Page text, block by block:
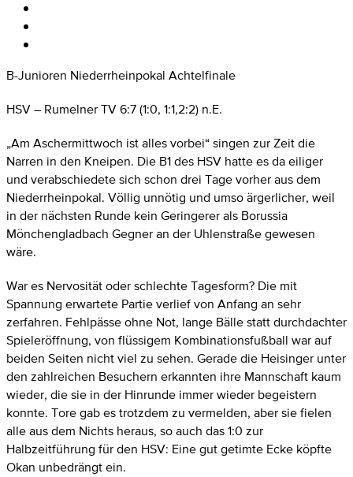
B-Junioren Niederrheinpokal Achtelfinale
HSV – Rumelner TV 6:7 (1:0, 1:1,2:2) n.E.
„Am Aschermittwoch ist alles vorbei“ singen zur Zeit die
Narren in den Kneipen. Die B1 des HSV hatte es da eiliger
und verabschiedete sich schon drei Tage vorher aus dem
Niederrheinpokal. Völlig unnötig und umso ärgerlicher, weil
in der nächsten Runde kein Geringerer als Borussia
Mönchengladbach Gegner an der Uhlenstraße gewesen
wäre.
War es Nervosität oder schlechte Tagesform? Die mit
Spannung erwartete Partie verlief von Anfang an sehr
zerfahren. Fehlpässe ohne Not, lange Bälle statt durchdachter
Spieleröffnung, von flüssigem Kombinationsfußball war auf
beiden Seiten nicht viel zu sehen. Gerade die Heisinger unter
den zahlreichen Besuchern erkannten ihre Mannschaft kaum
wieder, die sie in der Hinrunde immer wieder begeistern
konnte. Tore gab es trotzdem zu vermelden, aber sie fielen
alle aus dem Nichts heraus, so auch das 1:0 zur
Halbzeitführung für den HSV: Eine gut getimte Ecke köpfte
Okan unbedrängt ein.